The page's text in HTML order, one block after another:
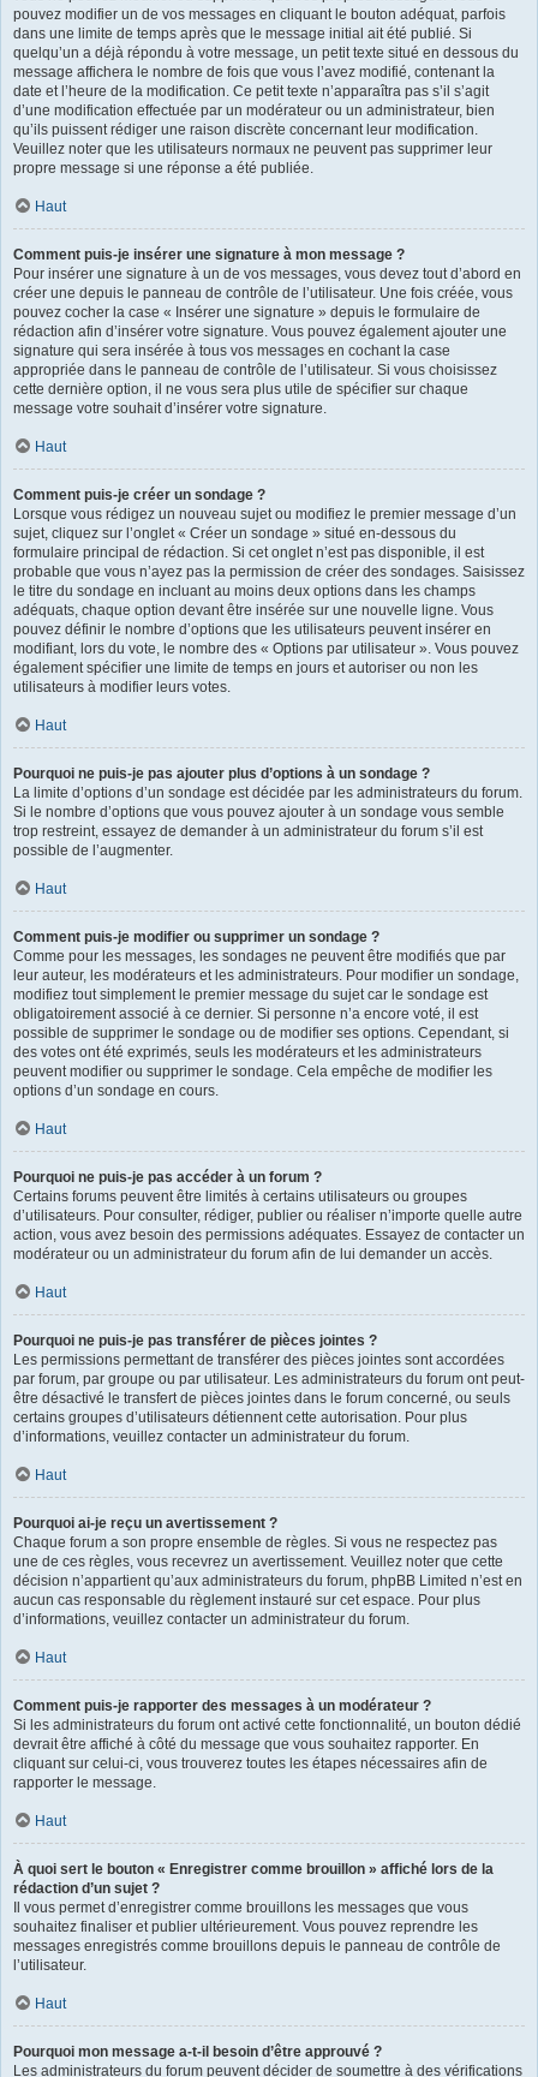
pouvez modifier un de vos messages en cliquant le bouton adéquat, parfois
dans une limite de temps après que le message initial ait été publié. Si
quelqu’un a déjà répondu à votre message, un petit texte situé en dessous du
message affichera le nombre de fois que vous l’avez modifié, contenant la
date et l’heure de la modification. Ce petit texte n’apparaîtra pas s’il s’agit
d’une modification effectuée par un modérateur ou un administrateur, bien
qu’ils puissent rédiger une raison discrète concernant leur modification.
Veuillez noter que les utilisateurs normaux ne peuvent pas supprimer leur
propre message si une réponse a été publiée.
Haut
Comment puis-je insérer une signature à mon message ?
Pour insérer une signature à un de vos messages, vous devez tout d’abord en
créer une depuis le panneau de contrôle de l’utilisateur. Une fois créée, vous
pouvez cocher la case « Insérer une signature » depuis le formulaire de
rédaction afin d’insérer votre signature. Vous pouvez également ajouter une
signature qui sera insérée à tous vos messages en cochant la case
appropriée dans le panneau de contrôle de l’utilisateur. Si vous choisissez
cette dernière option, il ne vous sera plus utile de spécifier sur chaque
message votre souhait d’insérer votre signature.
Haut
Comment puis-je créer un sondage ?
Lorsque vous rédigez un nouveau sujet ou modifiez le premier message d’un
sujet, cliquez sur l’onglet « Créer un sondage » situé en-dessous du
formulaire principal de rédaction. Si cet onglet n’est pas disponible, il est
probable que vous n’ayez pas la permission de créer des sondages. Saisissez
le titre du sondage en incluant au moins deux options dans les champs
adéquats, chaque option devant être insérée sur une nouvelle ligne. Vous
pouvez définir le nombre d’options que les utilisateurs peuvent insérer en
modifiant, lors du vote, le nombre des « Options par utilisateur ». Vous pouvez
également spécifier une limite de temps en jours et autoriser ou non les
utilisateurs à modifier leurs votes.
Haut
Pourquoi ne puis-je pas ajouter plus d’options à un sondage ?
La limite d’options d’un sondage est décidée par les administrateurs du forum.
Si le nombre d’options que vous pouvez ajouter à un sondage vous semble
trop restreint, essayez de demander à un administrateur du forum s’il est
possible de l’augmenter.
Haut
Comment puis-je modifier ou supprimer un sondage ?
Comme pour les messages, les sondages ne peuvent être modifiés que par
leur auteur, les modérateurs et les administrateurs. Pour modifier un sondage,
modifiez tout simplement le premier message du sujet car le sondage est
obligatoirement associé à ce dernier. Si personne n’a encore voté, il est
possible de supprimer le sondage ou de modifier ses options. Cependant, si
des votes ont été exprimés, seuls les modérateurs et les administrateurs
peuvent modifier ou supprimer le sondage. Cela empêche de modifier les
options d’un sondage en cours.
Haut
Pourquoi ne puis-je pas accéder à un forum ?
Certains forums peuvent être limités à certains utilisateurs ou groupes
d’utilisateurs. Pour consulter, rédiger, publier ou réaliser n’importe quelle autre
action, vous avez besoin des permissions adéquates. Essayez de contacter un
modérateur ou un administrateur du forum afin de lui demander un accès.
Haut
Pourquoi ne puis-je pas transférer de pièces jointes ?
Les permissions permettant de transférer des pièces jointes sont accordées
par forum, par groupe ou par utilisateur. Les administrateurs du forum ont peut-
être désactivé le transfert de pièces jointes dans le forum concerné, ou seuls
certains groupes d’utilisateurs détiennent cette autorisation. Pour plus
d’informations, veuillez contacter un administrateur du forum.
Haut
Pourquoi ai-je reçu un avertissement ?
Chaque forum a son propre ensemble de règles. Si vous ne respectez pas
une de ces règles, vous recevrez un avertissement. Veuillez noter que cette
décision n’appartient qu’aux administrateurs du forum, phpBB Limited n’est en
aucun cas responsable du règlement instauré sur cet espace. Pour plus
d’informations, veuillez contacter un administrateur du forum.
Haut
Comment puis-je rapporter des messages à un modérateur ?
Si les administrateurs du forum ont activé cette fonctionnalité, un bouton dédié
devrait être affiché à côté du message que vous souhaitez rapporter. En
cliquant sur celui-ci, vous trouverez toutes les étapes nécessaires afin de
rapporter le message.
Haut
À quoi sert le bouton « Enregistrer comme brouillon » affiché lors de la
rédaction d’un sujet ?
Il vous permet d’enregistrer comme brouillons les messages que vous
souhaitez finaliser et publier ultérieurement. Vous pouvez reprendre les
messages enregistrés comme brouillons depuis le panneau de contrôle de
l’utilisateur.
Haut
Pourquoi mon message a-t-il besoin d’être approuvé ?
Les administrateurs du forum peuvent décider de soumettre à des vérifications